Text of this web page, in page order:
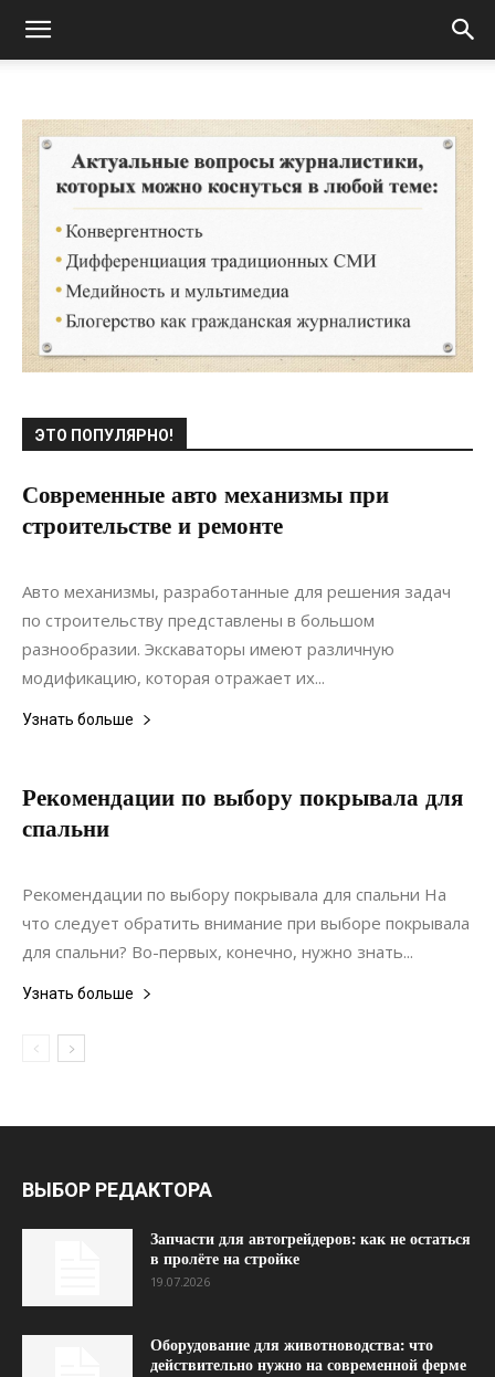
ЭТО ПОПУЛЯРНО!
Современные авто механизмы при
строительстве и ремонте
24.09.2021
Авто механизмы, разработанные для решения задач
по строительству представлены в большом
разнообразии. Экскаваторы имеют различную
модификацию, которая отражает их...
Узнать больше
Рекомендации по выбору покрывала для
спальни
25.10.2019
Рекомендации по выбору покрывала для спальни На
что следует обратить внимание при выборе покрывала
для спальни? Во-первых, конечно, нужно знать...
Узнать больше
ВЫБОР РЕДАКТОРА
Запчасти для автогрейдеров: как не остаться
в пролёте на стройке
19.07.2026
Оборудование для животноводства: что
действительно нужно на современной ферме